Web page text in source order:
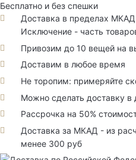
Бесплатно и без спешки
Доставка в пределах МКАД
Исключение - часть
Привозим до 10 вещей на
Доставим в любое время
Не торопим: примеряйте
Можно сделать доставку в
Рассрочка на 50%
Доставка за МКАД - из
менее 300 руб